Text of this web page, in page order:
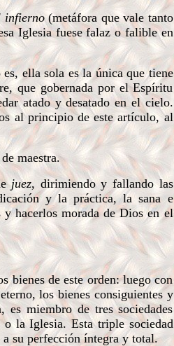
infierno(metáfora que vale tanto
Iglesia fuese falaz o falible en
ella sola es la única que tiene
que gobernada por el Espíritu
atado y desatado en el cielo.
al principio de este artículo, al
maestra.
juez, dirimiendo y fallando las
y la práctica, la sana e
hacerlos morada de Dios en el
bienes de este orden: luego con
los bienes consiguientes y
miembro de tres sociedades
la Iglesia. Esta triple sociedad
a su perfección íntegra y total.